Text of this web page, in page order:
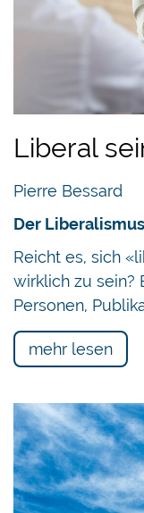
Liberal
Pierre Bessard
Der
Reicht es, sich
wirklich zu sein?
Personen,
mehr lesen